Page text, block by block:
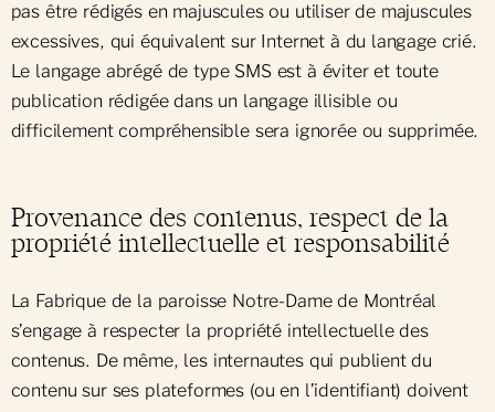
pas être rédigés en majuscules ou utiliser de majuscules
excessives, qui équivalent sur Internet à du langage crié.
Le langage abrégé de type SMS est à éviter et toute
publication rédigée dans un langage illisible ou
difficilement compréhensible sera ignorée ou supprimée.
Provenance des contenus, respect de la
propriété intellectuelle et responsabilité
La Fabrique de la paroisse Notre-Dame de Montréal
s’engage à respecter la propriété intellectuelle des
contenus. De même, les internautes qui publient du
contenu sur ses plateformes (ou en l’identifiant) doivent